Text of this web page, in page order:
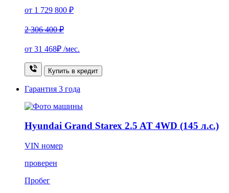
от 1 729 800 ₽
2 306 400 ₽
от 31 468₽ /мес.
Купить в кредит
Гарантия 3 года
Hyundai Grand Starex 2.5 AT 4WD (145 л.с.)
VIN номер
проверен
Пробег